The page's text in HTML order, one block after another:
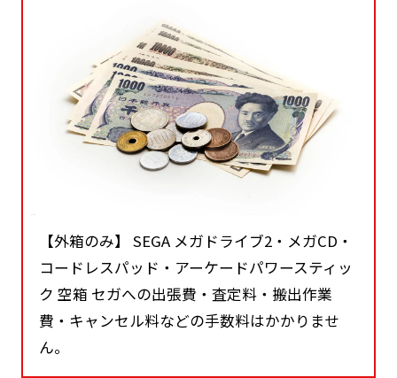
【外箱のみ】 SEGA メガドライブ2・メガCD・
コードレスパッド・アーケードパワースティッ
ク 空箱 セガへの出張費・査定料・搬出作業
費・キャンセル料などの手数料はかかりませ
ん。